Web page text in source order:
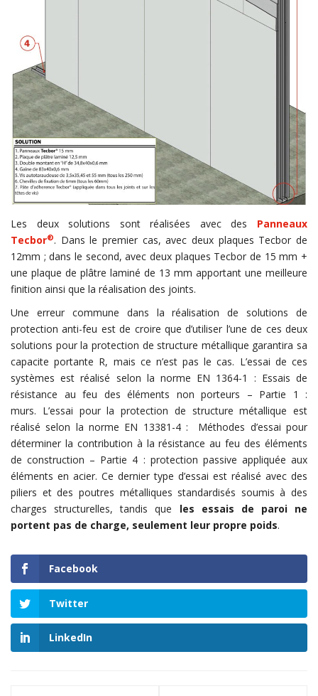
Les deux solutions sont réalisées avec des Panneaux
Tecbor®. Dans le premier cas, avec deux plaques Tecbor de
12mm ; dans le second, avec deux plaques Tecbor de 15 mm +
une plaque de plâtre laminé de 13 mm apportant une meilleure
finition ainsi que la réalisation des joints.
Une erreur commune dans la réalisation de solutions de
protection anti-feu est de croire que d’utiliser l’une de ces deux
solutions pour la protection de structure métallique garantira sa
capacite portante R, mais ce n’est pas le cas. L’essai de ces
systèmes est réalisé selon la norme EN 1364-1 : Essais de
résistance au feu des éléments non porteurs – Partie 1 :
murs. L’essai pour la protection de structure métallique est
réalisé selon la norme EN 13381-4 : Méthodes d’essai pour
déterminer la contribution à la résistance au feu des éléments
de construction – Partie 4 : protection passive appliquée aux
éléments en acier. Ce dernier type d’essai est réalisé avec des
piliers et des poutres métalliques standardisés soumis à des
charges structurelles, tandis que les essais de paroi ne
portent pas de charge, seulement leur propre poids.
Facebook
Twitter
LinkedIn